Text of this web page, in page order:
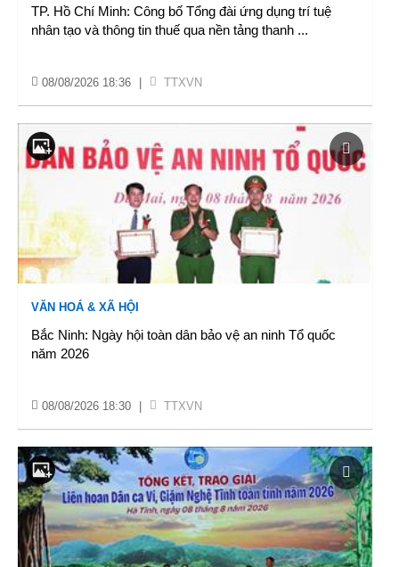
TP. Hồ Chí Minh: Công bố Tổng đài ứng dụng trí tuệ
nhân tạo và thông tin thuế qua nền tảng thanh ...
08/08/2026 18:36 TTXVN
VĂN HOÁ & XÃ HỘI
Bắc Ninh: Ngày hội toàn dân bảo vệ an ninh Tổ quốc
năm 2026
08/08/2026 18:30 TTXVN